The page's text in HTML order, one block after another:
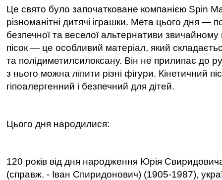
Це свято було започатковане компанією Spin
різноманітні дитячі іграшки. Мета цього дня —
безпечної та веселої альтернативи звичайному
пісок — це особливий матеріал, який
та полідиметилсилоксану. Він не прилипає до
з нього можна ліпити різні фігури. Кінетичний
гіпоалергенний і безпечний для дітей.
Цього дня народилися:
120 років від дня народження Юрія
(справж. - Іван Спиридонович) (1905-1987),